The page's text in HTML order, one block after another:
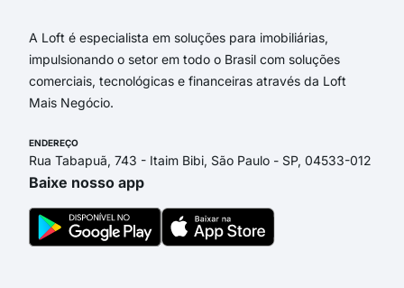
A Loft é especialista em soluções para imobiliárias,
impulsionando o setor em todo o Brasil com soluções
comerciais, tecnológicas e financeiras através da Loft
Mais Negócio.
ENDEREÇO
Rua Tabapuã, 743 - Itaim Bibi, São Paulo - SP, 04533-012
Baixe nosso app